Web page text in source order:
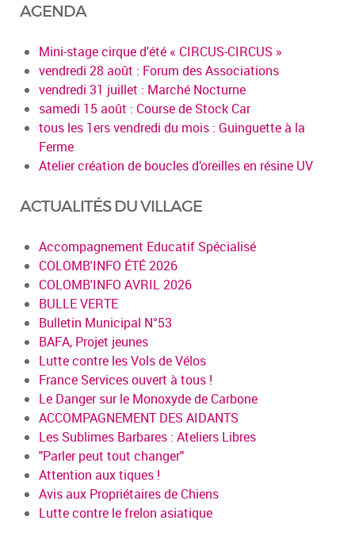
AGENDA
Mini-stage cirque d'été « CIRCUS-CIRCUS »
vendredi 28 août : Forum des Associations
vendredi 31 juillet : Marché Nocturne
samedi 15 août : Course de Stock Car
tous les 1ers vendredi du mois : Guinguette à la
Ferme
Atelier création de boucles d’oreilles en résine UV
ACTUALITÉS DU VILLAGE
Accompagnement Educatif Spécialisé
COLOMB'INFO ÉTÉ 2026
COLOMB'INFO AVRIL 2026
BULLE VERTE
Bulletin Municipal N°53
BAFA, Projet jeunes
Lutte contre les Vols de Vélos
France Services ouvert à tous !
Le Danger sur le Monoxyde de Carbone
ACCOMPAGNEMENT DES AIDANTS
Les Sublimes Barbares : Ateliers Libres
"Parler peut tout changer"
Attention aux tiques !
Avis aux Propriétaires de Chiens
Lutte contre le frelon asiatique